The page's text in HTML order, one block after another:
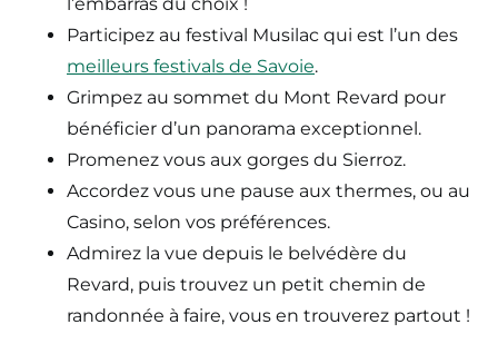
Participez au festival Musilac qui est l’un des
meilleurs festivals de Savoie.
Grimpez au sommet du Mont Revard pour
bénéficier d’un panorama exceptionnel.
Promenez vous aux gorges du Sierroz.
Accordez vous une pause aux thermes, ou au
Casino, selon vos préférences.
Admirez la vue depuis le belvédère du
Revard, puis trouvez un petit chemin de
randonnée à faire, vous en trouverez partout !